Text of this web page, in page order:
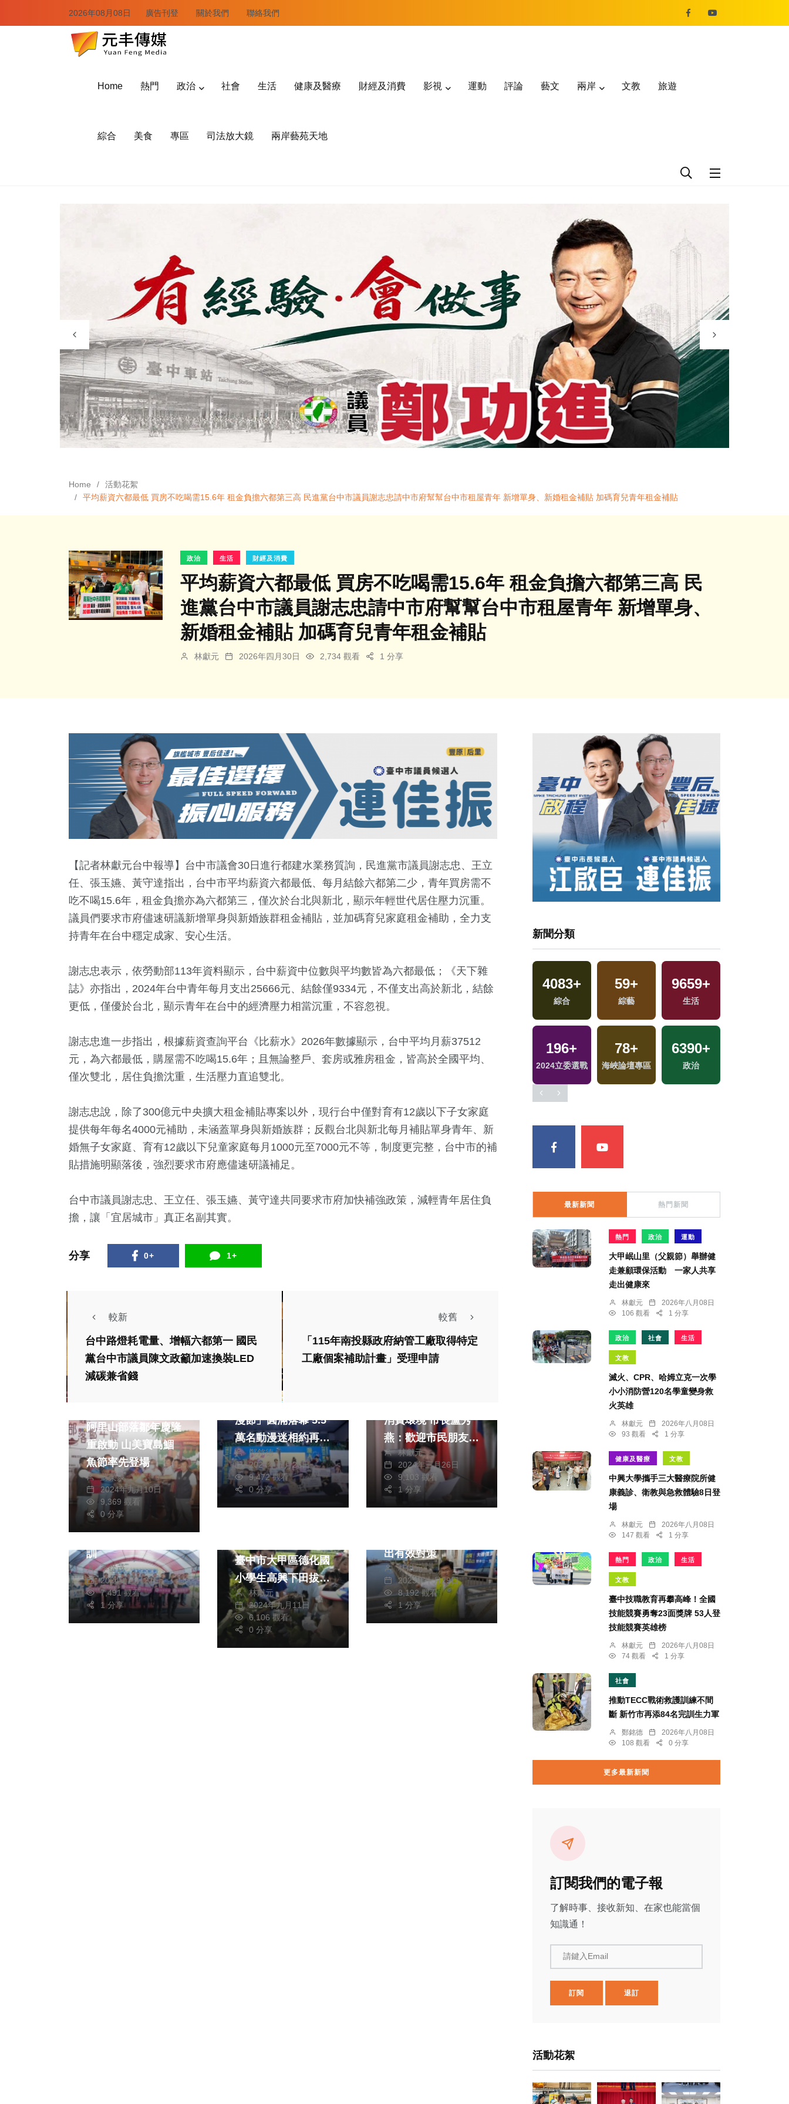
2026年08月08日 廣告刊登 關於我們 聯絡我們
Home 熱門 政治 社會 生活 健康及醫療 財經及消費 影視 運動 評論 藝文 兩岸 文教 旅遊
綜合 美食 專區 司法放大鏡 兩岸藝苑天地
Home
活動花絮
平均薪資六都最低 買房不吃喝需15.6年 租金負擔六都第三高 民進黨台中市議員謝志忠請中市府幫幫台中市租屋青年 新增單身、新婚租金補貼 加碼育兒青年租金補貼
政治 生活 財經及消費
平均薪資六都最低 買房不吃喝需15.6年 租金負擔六都第三高 民
進黨台中市議員謝志忠請中市府幫幫台中市租屋青年 新增單身、
新婚租金補貼 加碼育兒青年租金補貼
林獻元 2026年四月30日 2,734 觀看 1 分享
【記者林獻元台中報導】台中市議會30日進行都建水業務質詢，民進黨市議員謝志忠、王立
任、張玉嬿、黃守達指出，台中市平均薪資六都最低、每月結餘六都第二少，青年買房需不
吃不喝15.6年，租金負擔亦為六都第三，僅次於台北與新北，顯示年輕世代居住壓力沉重。
議員們要求市府儘速研議新增單身與新婚族群租金補貼，並加碼育兒家庭租金補助，全力支
持青年在台中穩定成家、安心生活。
謝志忠表示，依勞動部113年資料顯示，台中薪資中位數與平均數皆為六都最低；《天下雜
誌》亦指出，2024年台中青年每月支出25666元、結餘僅9334元，不僅支出高於新北，結餘
更低，僅優於台北，顯示青年在台中的經濟壓力相當沉重，不容忽視。
謝志忠進一步指出，根據薪資查詢平台《比薪水》2026年數據顯示，台中平均月薪37512
元，為六都最低，購屋需不吃喝15.6年；且無論整戶、套房或雅房租金，皆高於全國平均、
僅次雙北，居住負擔沈重，生活壓力直追雙北。
謝志忠說，除了300億元中央擴大租金補貼專案以外，現行台中僅對育有12歲以下子女家庭
提供每年每名4000元補助，未涵蓋單身與新婚族群；反觀台北與新北每月補貼單身青年、新
婚無子女家庭、育有12歲以下兒童家庭每月1000元至7000元不等，制度更完整，台中市的補
貼措施明顯落後，強烈要求市府應儘速研議補足。
台中市議員謝志忠、王立任、張玉嬿、黃守達共同要求市府加快補強政策，減輕青年居住負
擔，讓「宜居城市」真正名副其實。
分享 0+ 1+
較新
台中路燈耗電量、增幅六都第一 國民
黨台中市議員陳文政籲加速換裝LED
減碳兼省錢
較舊
「115年南投縣政府納管工廠取得特定
工廠個案補助計畫」受理申請
阿里山部落鄒年慶隆
重啟動 山美寶島鯝
魚節率先登場
蘇榮泉
2024年九月10日
9,369 觀看
0 分享
藝文
「2024新竹國際動
漫節」圓滿落幕 5.5
萬名動漫迷相約再
見！鄭銘德
2024年五月26日
9,472 觀看
0 分享
熱門 政治
消費環境 市長盧秀
燕：歡迎市民朋友諮
詢 林獻元
2024年三月26日
9,103 觀看
1 分享
生活 旅遊
綜合
桃市全台首創 大客
車駕駛受訓即就業開
訓
季從茂
2024年三月22日
7,491 觀看
1 分享
臺中市大甲區德化國
小學生高興下田拔芋
頭 了解芋頭生產流
程及特色
林獻元
2024年九月11日
6,106 觀看
0 分享
健康及醫療
出有效對策
林獻元
2023年十月29日
8,192 觀看
1 分享
新聞分類
126+
司法放大鏡
9+
兩岸藝苑天地
14 +
福建林公信俗文
化專區
8+
2023金鐘獎
388+
影視
1482+
藝文
2386+
旅遊
3988+
文教
27
兩岸佛教文化交
430
67 +
演唱會
975+
運動
兩岸道教文化交
4083+
綜合
59+
綜藝
9659+
生活
196+
2024立委選戰
78+
海峽論壇專區
6390+
政治
最新新聞 熱門新聞
熱門 政治 運動
大甲岷山里（父親節）舉辦健
走兼顧環保活動 一家人共享
走出健康來
林獻元
2026年八月08日
106 觀看
1 分享
政治 社會 生活
文教
滅火、CPR、哈姆立克一次學
小小消防營120名學童變身救
火英雄
林獻元
2026年八月08日
93 觀看
1 分享
健康及醫療 文教
中興大學攜手三大醫療院所健
康義診、衛教與急救體驗8日登
場
林獻元
2026年八月08日
147 觀看
1 分享
熱門 政治 生活
文教
臺中技職教育再攀高峰！全國
技能競賽勇奪23面獎牌 53人登
技能競賽英雄榜
林獻元
2026年八月08日
74 觀看
1 分享
社會
推動TECC戰術救護訓練不間
斷 新竹市再添84名完訓生力軍
鄭銘德
2026年八月08日
108 觀看
0 分享
更多最新新聞
訂閱我們的電子報
了解時事、接收新知、在家也能當個
知識通！
請鍵入Email
訂閱 退訂
活動花絮